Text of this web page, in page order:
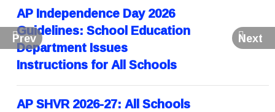
Prev Next
AP Independence Day 2026
Guidelines: School Education
Department Issues
Instructions for All Schools
AP SHVR 2026-27: All Schools